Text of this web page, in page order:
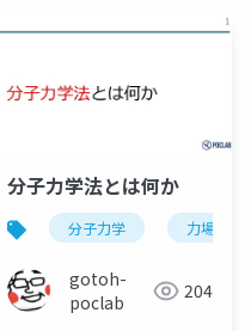
分子力学法とは何か
分子力学 力場
gotoh-
poclab
204